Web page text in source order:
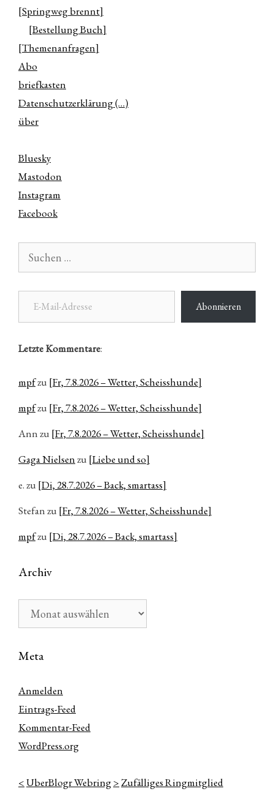
[Springweg brennt]
[Bestellung Buch]
[Themenanfragen]
Abo
briefkasten
Datenschutzerklärung (…)
über
Bluesky
Mastodon
Instagram
Facebook
nach:
E-Mail-Adresse
Abonnieren
Letzte Kommentare:
mpfzu [Fr, 7.8.2026 – Wetter, Scheisshunde]
mpfzu [Fr, 7.8.2026 – Wetter, Scheisshunde]
Annzu [Fr, 7.8.2026 – Wetter, Scheisshunde]
Gaga Nielsenzu [Liebe und so]
e.zu [Di, 28.7.2026 – Back, smartass]
Stefanzu [Fr, 7.8.2026 – Wetter, Scheisshunde]
mpfzu [Di, 28.7.2026 – Back, smartass]
Archiv
Meta
Anmelden
Eintrags-Feed
Kommentar-Feed
WordPress.org
<UberBlogr Webring>Zufälliges Ringmitglied